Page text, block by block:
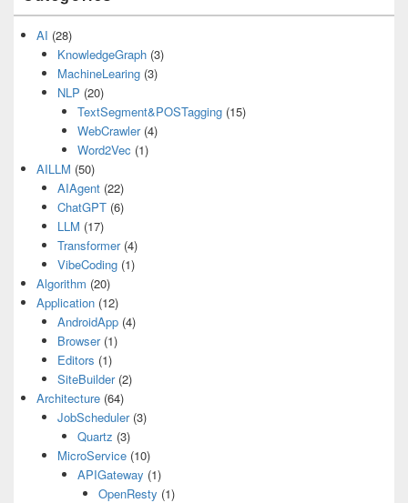
AI (28)
KnowledgeGraph(3)
MachineLearing(3)
NLP (20)
TextSegment&POSTagging (15)
WebCrawler(4)
Word2Vec (1)
AILLM (50)
AIAgent(22)
ChatGPT(6)
LLM (17)
Transformer(4)
VibeCoding(1)
Algorithm (20)
Application (12)
AndroidApp(4)
Browser(1)
Editors (1)
SiteBuilder(2)
Architecture (64)
JobScheduler(3)
Quartz (3)
MicroService(10)
APIGateway (1)
OpenResty (1)